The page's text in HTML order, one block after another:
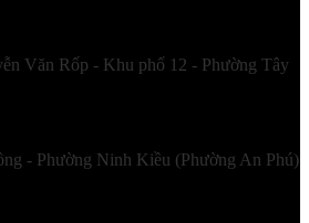
Văn Rốp - Khu phố 12 - Phường Tây
- Phường Ninh Kiều (Phường An Phú)